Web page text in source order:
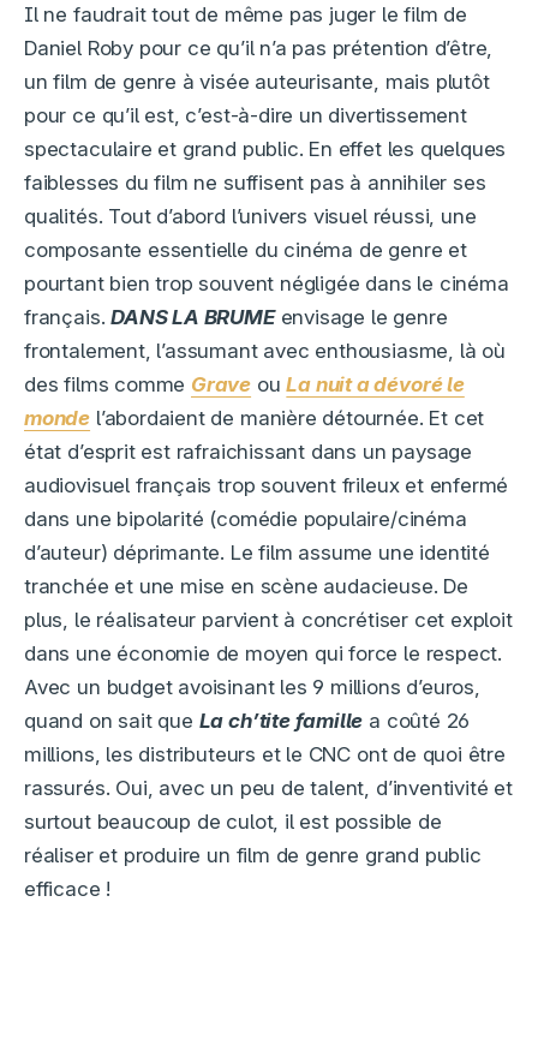
Il ne faudrait tout de même pas juger le film de
Daniel Roby pour ce qu’il n’a pas prétention d’être,
un film de genre à visée auteurisante, mais plutôt
pour ce qu’il est, c’est-à-dire un divertissement
spectaculaire et grand public. En effet les quelques
faiblesses du film ne suffisent pas à annihiler ses
qualités. Tout d’abord l’univers visuel réussi, une
composante essentielle du cinéma de genre et
pourtant bien trop souvent négligée dans le cinéma
français.DANS LA BRUMEenvisage le genre
frontalement, l’assumant avec enthousiasme, là où
des films comme Grave ouLa nuit a dévoré le
monde l’abordaient de manière détournée. Et cet
état d’esprit est rafraichissant dans un paysage
audiovisuel français trop souvent frileux et enfermé
dans une bipolarité (comédie populaire/cinéma
d’auteur) déprimante. Le film assume une identité
tranchée et une mise en scène audacieuse. De
plus, le réalisateur parvient à concrétiser cet exploit
dans une économie de moyen qui force le respect.
Avec un budget avoisinant les 9 millions d’euros,
quand on sait que La ch’tite famille a coûté 26
millions, les distributeurs et le CNC ont de quoi être
rassurés. Oui, avec un peu de talent, d’inventivité et
surtout beaucoup de culot, il est possible de
réaliser et produire un film de genre grand public
efficace !